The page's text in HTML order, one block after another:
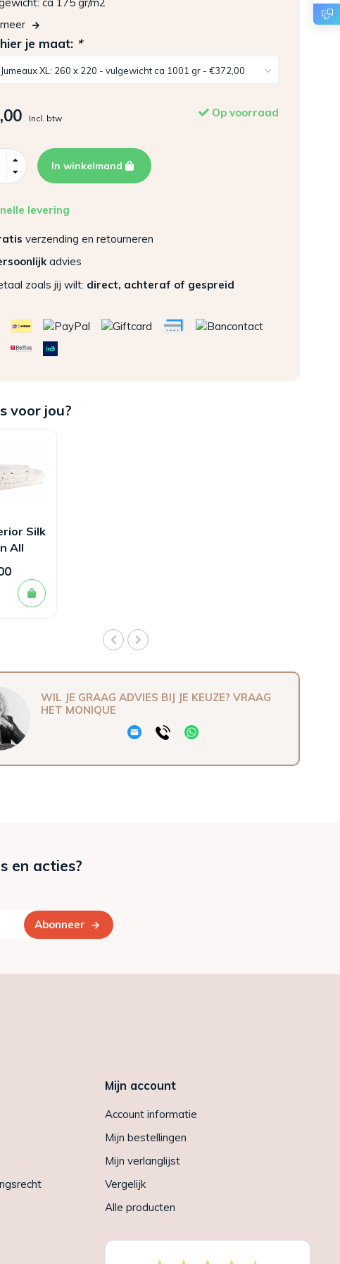
je maat: *
Incl. btw Op voorraad
In winkelmand
levering
verzending en retourneren
advies
zoals jij wilt: direct, achteraf of gespreid
voor jou?
Silk
All
WIL JE GRAAG ADVIES BIJ JE KEUZE? VRAAG
HET MONIQUE
en acties?
Abonneer
Mijn account
Account informatie
Mijn bestellingen
Mijn verlanglijst
Vergelijk
Alle producten